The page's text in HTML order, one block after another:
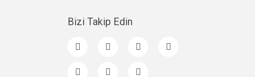
Bizi Takip Edin